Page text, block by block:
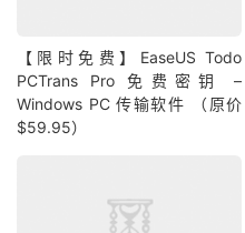
【限时免费】EaseUS Todo
PCTrans Pro 免费密钥 –
Windows PC 传输软件 （原价
$59.95）